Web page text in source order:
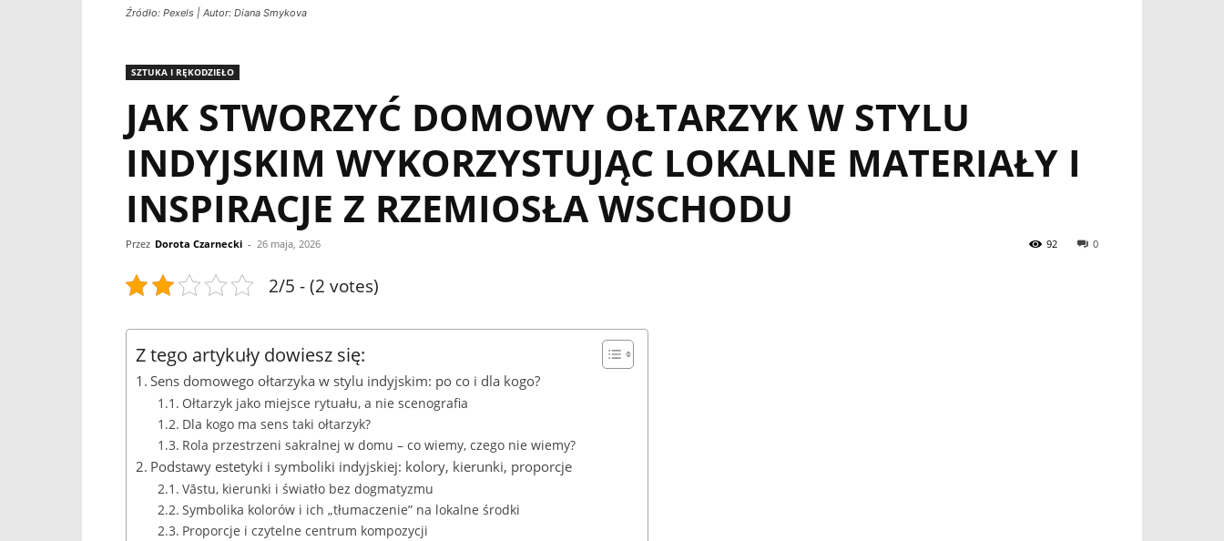
Źródło: Pexels | Autor: Diana Smykova
SZTUKA I RĘKODZIEŁO
JAK STWORZYĆ DOMOWY OŁTARZYK W STYLU
INDYJSKIM WYKORZYSTUJĄC LOKALNE MATERIAŁY I
INSPIRACJE Z RZEMIOSŁA WSCHODU
Przez Dorota Czarnecki - 26 maja, 2026 0
92
2/5 - (2 votes)
Z tego artykuły dowiesz się:
Sens domowego ołtarzyka w stylu indyjskim: po co i dla kogo?
Ołtarzyk jako miejsce rytuału, a nie scenografia
Dla kogo ma sens taki ołtarzyk?
Rola przestrzeni sakralnej w domu – co wiemy, czego nie wiemy?
Podstawy estetyki i symboliki indyjskiej: kolory, kierunki, proporcje
Vāstu, kierunki i światło bez dogmatyzmu
Symbolika kolorów i ich „tłumaczenie” na lokalne środki
Proporcje i czytelne centrum kompozycji